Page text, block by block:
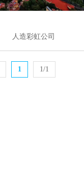
人造彩虹公司
1 1/1